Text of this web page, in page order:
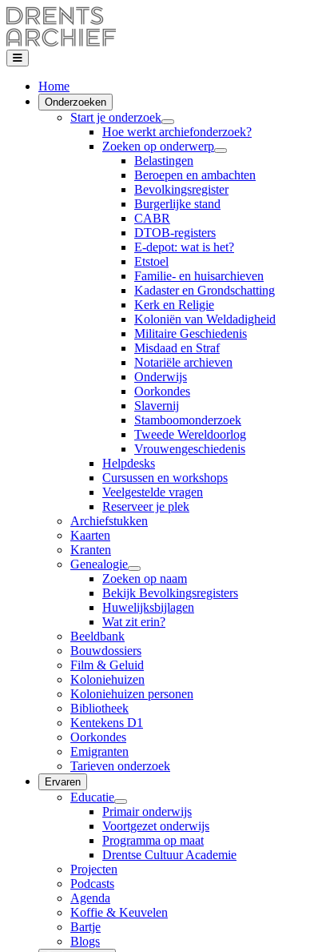
Home
Onderzoeken
Start je onderzoek
Hoe werkt archiefonderzoek?
Zoeken op onderwerp
Belastingen
Beroepen en ambachten
Bevolkingsregister
Burgerlijke stand
CABR
DTOB-registers
E-depot: wat is het?
Etstoel
Familie- en huisarchieven
Kadaster en Grondschatting
Kerk en Religie
Koloniën van Weldadigheid
Militaire Geschiedenis
Misdaad en Straf
Notariële archieven
Onderwijs
Oorkondes
Slavernij
Stamboomonderzoek
Tweede Wereldoorlog
Vrouwengeschiedenis
Helpdesks
Cursussen en workshops
Veelgestelde vragen
Reserveer je plek
Archiefstukken
Kaarten
Kranten
Genealogie
Zoeken op naam
Bekijk Bevolkingsregisters
Huwelijksbijlagen
Wat zit erin?
Beeldbank
Bouwdossiers
Film & Geluid
Koloniehuizen
Koloniehuizen personen
Bibliotheek
Kentekens D1
Oorkondes
Emigranten
Tarieven onderzoek
Ervaren
Educatie
Primair onderwijs
Voortgezet onderwijs
Programma op maat
Drentse Cultuur Academie
Projecten
Podcasts
Agenda
Koffie & Keuvelen
Bartje
Blogs